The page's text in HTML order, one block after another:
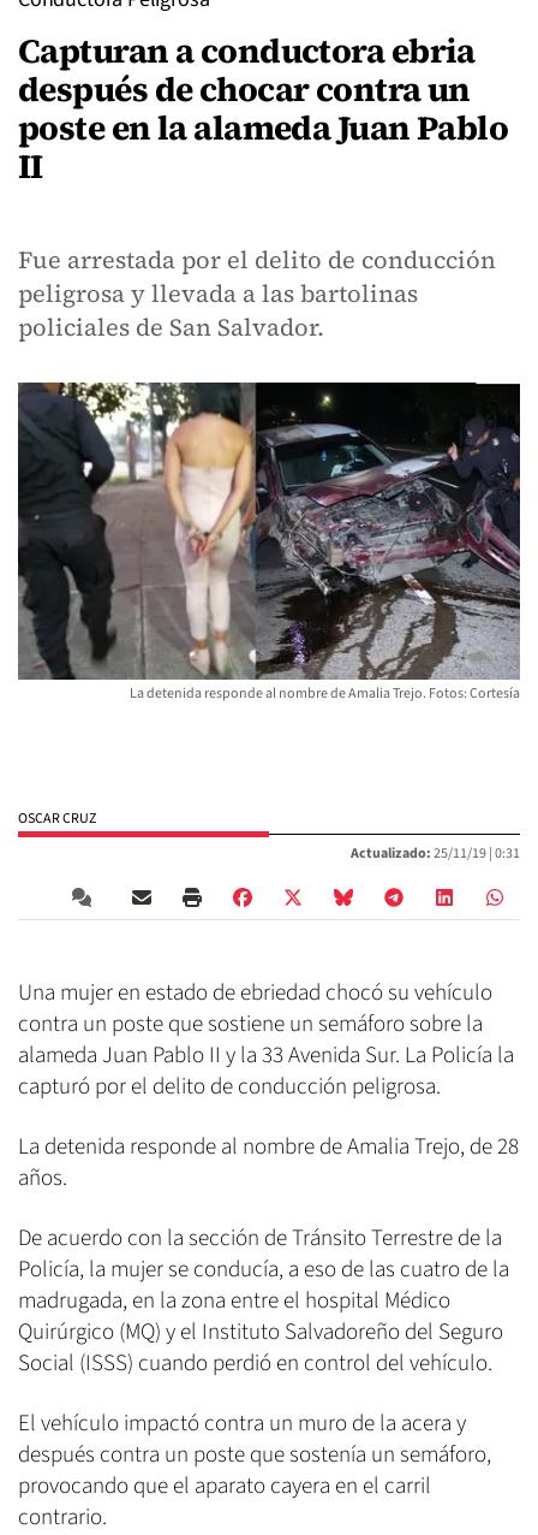
Capturan a conductora ebria
después de chocar contra un
poste en la alameda Juan Pablo
II
Fue arrestada por el delito de conducción
peligrosa y llevada a las bartolinas
policiales de San Salvador.
La detenida responde al nombre de Amalia Trejo. Fotos: Cortesía
OSCAR CRUZ
Actualizado:25/11/19 |0:31
Una mujer en estado de ebriedad chocó su vehículo
contra un poste que sostiene un semáforo sobre la
alameda Juan Pablo II y la 33 Avenida Sur. La Policía la
capturó por el delito de conducción peligrosa.
La detenida responde al nombre de Amalia Trejo, de 28
años.
De acuerdo con la sección de Tránsito Terrestre de la
Policía, la mujer se conducía, a eso de las cuatro de la
madrugada, en la zona entre el hospital Médico
Quirúrgico (MQ) y el Instituto Salvadoreño del Seguro
Social (ISSS) cuando perdió en control del vehículo.
El vehículo impactó contra un muro de la acera y
después contra un poste que sostenía un semáforo,
provocando que el aparato cayera en el carril
contrario.